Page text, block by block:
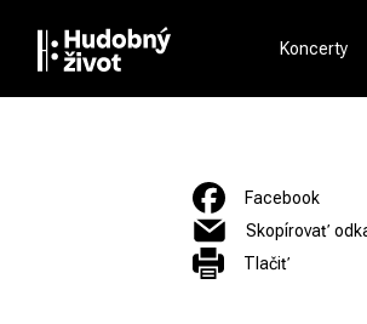
Koncerty
Facebook
Skopírovať
Tlačiť